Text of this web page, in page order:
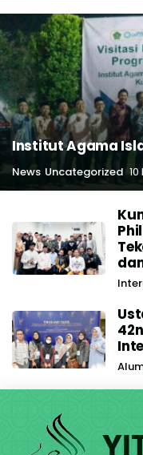
Institut Agama
News Uncategorized